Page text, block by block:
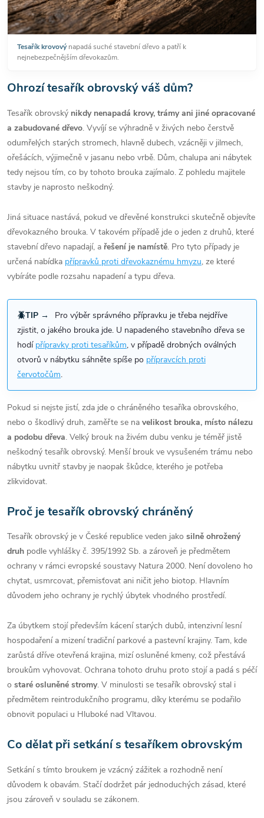
Tesařík krovovýnapadá suché stavební dřevo a patří k
nejnebezpečnějším dřevokazům.
Ohrozí tesařík obrovský váš dům?
Tesařík obrovský nikdy nenapadá krovy, trámy ani jiné opracované
a zabudované dřevo. Vyvíjí se výhradně v živých nebo čerstvě
odumřelých starých stromech, hlavně dubech, vzácněji v jilmech,
ořešácích, výjimečně v jasanu nebo vrbě. Dům, chalupa ani nábytek
tedy nejsou tím, co by tohoto brouka zajímalo. Z pohledu majitele
stavby je naprosto neškodný.
Jiná situace nastává, pokud ve dřevěné konstrukci skutečně objevíte
dřevokazného brouka. V takovém případě jde o jeden z druhů, které
stavební dřevo napadají, a řešení je namístě. Pro tyto případy je
určená nabídka přípravků proti dřevokaznému hmyzu, ze které
vybíráte podle rozsahu napadení a typu dřeva.
🪲TIP →
Pro výběr správného přípravku je třeba nejdříve
zjistit, o jakého brouka jde. U napadeného stavebního dřeva se
hodí přípravky proti tesaříkům, v případě drobných oválných
otvorů v nábytku sáhněte spíše po přípravcích proti
červotočům.
Pokud si nejste jistí, zda jde o chráněného tesaříka obrovského,
nebo o škodlivý druh, zaměřte se na velikost brouka, místo nálezu
a podobu dřeva. Velký brouk na živém dubu venku je téměř jistě
neškodný tesařík obrovský. Menší brouk ve vysušeném trámu nebo
nábytku uvnitř stavby je naopak škůdce, kterého je potřeba
zlikvidovat.
Proč je tesařík obrovský chráněný
Tesařík obrovský je v České republice veden jako silně ohrožený
druh podle vyhlášky č. 395/1992 Sb. a zároveň je předmětem
ochrany v rámci evropské soustavy Natura 2000. Není dovoleno ho
chytat, usmrcovat, přemisťovat ani ničit jeho biotop. Hlavním
důvodem jeho ochrany je rychlý úbytek vhodného prostředí.
Za úbytkem stojí především kácení starých dubů, intenzivní lesní
hospodaření a mizení tradiční parkové a pastevní krajiny. Tam, kde
zarůstá dříve otevřená krajina, mizí osluněné kmeny, což přestává
broukům vyhovovat. Ochrana tohoto druhu proto stojí a padá s péčí
o staré osluněné stromy. V minulosti se tesařík obrovský stal i
předmětem reintrodukčního programu, díky kterému se podařilo
obnovit populaci u Hluboké nad Vltavou.
Co dělat při setkání s tesaříkem obrovským
Setkání s tímto broukem je vzácný zážitek a rozhodně není
důvodem k obavám. Stačí dodržet pár jednoduchých zásad, které
jsou zároveň v souladu se zákonem.